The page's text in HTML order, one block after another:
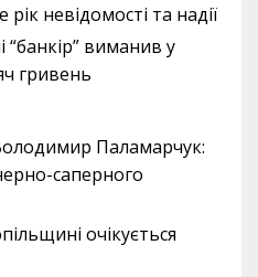
невідомості та надії
виманив у
гривень
Паламарчук:
саперного
очікується